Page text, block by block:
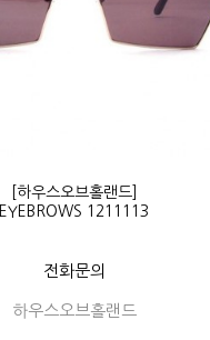
[하우스오브홀랜드]
EYEBROWS 1211113
전화문의
하우스오브홀랜드